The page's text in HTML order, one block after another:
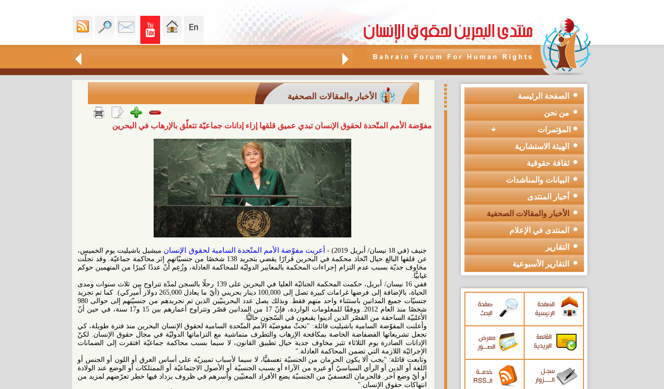
الأخبار والمقالات الصحفية
مفوّضة الأمم المتّحدة لحقوق الإنسان تبدي عميق قلقها إزاء إدانات جماعيّة تتعلّق بالإرهاب في البحرين
جنيف (في 18 نيسان/ أبريل 2019) - أعربت مفوّضة الأمم المتّحدة السامية لحقوق الإنسان ميشيل باشيليت يوم الخميس،
عن قلقها البالغ حيال اتّخاذ محكمة في البحرين قرارًا يقضي بتجريد 138 شخصًا من جنسيّاتهم إثر محاكمة جماعيّة. وقد تجلّت
مخاوف جديّة بسبب عدم التزام إجراءات المحكمة بالمعايير الدوليّة للمحاكمة العادلة، وزُعِم أنّ عددًا كبيرًا من المتهمين حوكم
غيابيًّا.
ففي 16 نيسان/ أبريل، حكمت المحكمة الجنائيّة العليا في البحرين على 139 رجلًا بالسجن لمدّة تتراوح بين ثلاث سنوات ومدى
الحياة، بالإضافة إلى فرضها غرامات كبيرة تصل إلى 100,000 دينار بحريني (أيّ ما يعادل 265,000 دولار أميركي). كما تم تجريد
جنسيّات جميع المدانين باستثناء واحد منهم فقط. وبذلك يصل عدد البحرينيّين الذين تم تجريدهم من جنسيّتهم إلى حوالى 980
شخصًا منذ العام 2012. ووفقًا للمعلومات الواردة، فإنّ 17 من المدانين قصّر وتتراوح أعمارهم بين 15 و17 سنة، في حين أنّ
الأغلبيّة الساحقة من القصّر الذين أدينوا يقبعون في السّجون حاليًّا.
وأعلنت المفوّضة السامية باشيليت قائلة: "تحثّ مفوضيّة الأمم المتّحدة السامية لحقوق الإنسان البحرين منذ فترة طويلة، كي
تجعل تشريعاتها الفضفاضة الخاصة بمكافحة الإرهاب والتطرف متماشية مع التزاماتها الدوليّة في مجال حقوق الإنسان. لكنّ
الإدانات الصادرة يوم الثلاثاء تثير مخاوف جدية حيال تطبيق القانون، لا سيما بسبب محاكمة جماعيّة افتقرت إلى الضمانات
الإجرائيّة اللازمة التي تضمن المحاكمة العادلة."
وتابعت قائلة: "يجب ألا يكون الحرمان من الجنسيّة تعسفيًّا، لا سيما لأسباب تمييزيّة على أساس العرق أو اللون أو الجنس أو
اللغة أو الدين أو الرأي السياسيّ أو غيره من الآراء أو بسبب الجنسيّة أو الأصول الاجتماعيّة أو الممتلكات أو الوضع عند الولادة
أو أيّ وضع آخر. فالحرمان التعسفيّ من الجنسيّة يضع الأفراد المعنيّين وأسرهم في ظروف يزداد فيها خطر تعرّضهم لمزيد من
انتهاكات حقوق الإنسان."
الصفحة الرئيسة
من نحن
المؤتمرات
الهيئة الاستشارية
ثقافة حقوقية
البيانات والمناشدات
أخبار المنتدى
الأخبار والمقالات الصحفية
المنتدى في الإعلام
التقارير
التقارير الأسبوعية